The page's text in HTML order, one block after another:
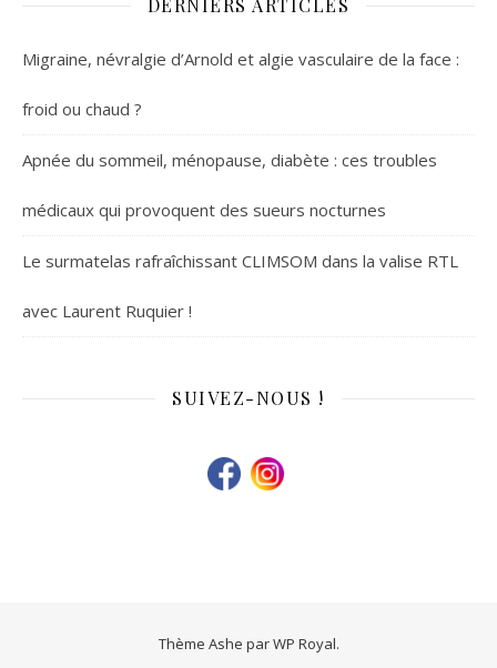
DERNIERS ARTICLES
Migraine, névralgie d’Arnold et algie vasculaire de la face :
froid ou chaud ?
Apnée du sommeil, ménopause, diabète : ces troubles
médicaux qui provoquent des sueurs nocturnes
Le surmatelas rafraîchissant CLIMSOM dans la valise RTL
avec Laurent Ruquier !
SUIVEZ-NOUS !
Thème Ashe parWP Royal.